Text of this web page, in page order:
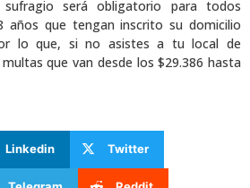
será obligatorio para todos
años que tengan inscrito su domicilio
lo que, si no asistes a tu local de
que van desde los $29.386 hasta
Linkedin Twitter